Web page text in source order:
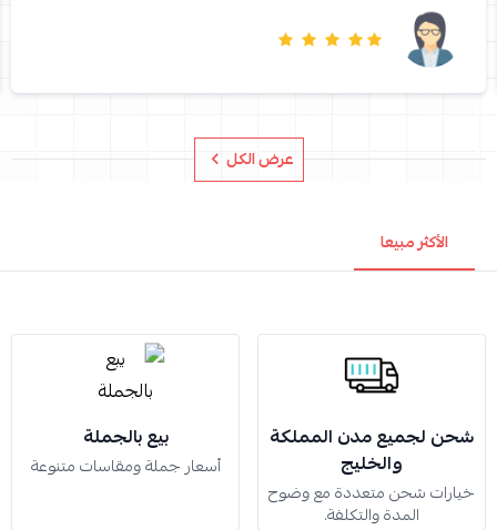
عرض الكل
الأكثر مبيعا
شحن لجميع مدن المملكة
والخليج
خيارات شحن متعددة مع وضوح
المدة والتكلفة.
بيع بالجملة
أسعار جملة ومقاسات متنوعة